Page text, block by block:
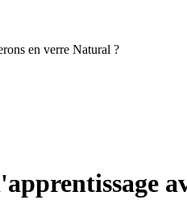
en verre Natural ?